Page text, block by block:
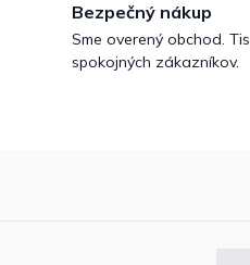
Bezpečný nákup
Sme overený obchod.
spokojných zákazníkov.